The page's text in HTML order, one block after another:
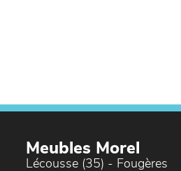
Meubles Morel
Lécousse (35) - Fougères